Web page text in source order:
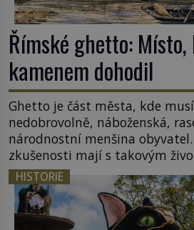
Římské ghetto: Místo,
kamenem dohodil
Ghetto je část města, kde
nedobrovolně, náboženská,
národnostní menšina
zkušenosti mají s takovým
středověku jsou totiž v
nějakém žít. Mezi ty
ghetto založené v roce 1555.
k Židům, nemá se Řím čím
HISTORIE